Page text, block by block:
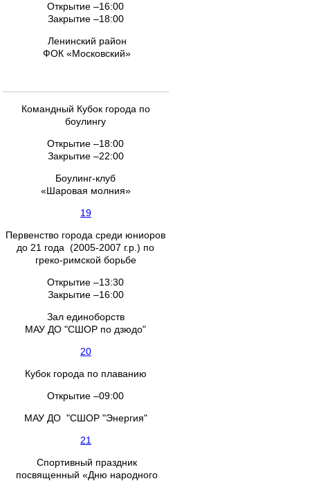
Открытие –16:00
Закрытие –18:00
Ленинский район
ФОК «Московский»
Командный Кубок города по
боулингу
Открытие –18:00
Закрытие –22:00
Боулинг-клуб
«Шаровая молния»
19
Первенство города среди юниоров
до 21 года (2005-2007 г.р.) по
греко-римской борьбе
Открытие –13:30
Закрытие –16:00
Зал единоборств
МАУ ДО "СШОР по дзюдо"
20
Кубок города по плаванию
Открытие –09:00
МАУ ДО "СШОР "Энергия"
21
Спортивный праздник
посвященный «Дню народного